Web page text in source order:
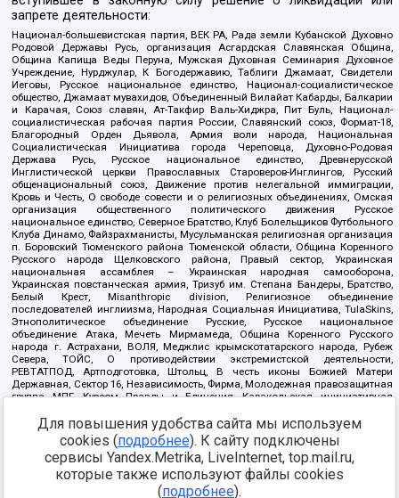
запрете деятельности:
Национал-большевистская партия, ВЕК РА, Рада земли Кубанской Духовно
Родовой Державы Русь, организация Асгардская Славянская Община,
Община Капища Веды Перуна, Мужская Духовная Семинария Духовное
Учреждение, Нурджулар, К Богодержавию, Таблиги Джамаат, Свидетели
Иеговы, Русское национальное единство, Национал-социалистическое
общество, Джамаат мувахидов, Объединенный Вилайат Кабарды, Балкарии
и Карачая, Союз славян, Ат-Такфир Валь-Хиджра, Пит Буль, Национал-
социалистическая рабочая партия России, Славянский союз, Формат-18,
Благородный Орден Дьявола, Армия воли народа, Национальная
Социалистическая Инициатива города Череповца, Духовно-Родовая
Держава Русь, Русское национальное единство, Древнерусской
Инглистической церкви Православных Староверов-Инглингов, Русский
общенациональный союз, Движение против нелегальной иммиграции,
Кровь и Честь, О свободе совести и о религиозных объединениях, Омская
организация общественного политического движения Русское
национальное единство, Северное Братство, Клуб Болельщиков Футбольного
Клуба Динамо, Файзрахманисты, Мусульманская религиозная организация
п. Боровский Тюменского района Тюменской области, Община Коренного
Русского народа Щелковского района, Правый сектор, Украинская
национальная ассамблея – Украинская народная самооборона,
Украинская повстанческая армия, Тризуб им. Степана Бандеры, Братство,
Белый Крест, Misanthropic division, Религиозное объединение
последователей инглиизма, Народная Социальная Инициатива, TulaSkins,
Этнополитическое объединение Русские, Русское национальное
объединение Атака, Мечеть Мирмамеда, Община Коренного Русского
народа г. Астрахани, ВОЛЯ, Меджлис крымскотатарского народа, Рубеж
Севера, ТОЙС, О противодействии экстремистской деятельности,
РЕВТАТПОД, Артподготовка, Штольц, В честь иконы Божией Матери
Державная, Сектор 16, Независимость, Фирма, Молодежная правозащитная
группа МПГ, Курсом Правды и Единения, Каракольская инициативная
Благотворительный пансионат Ак Умут, Русская республика Русь,
Арестантское уголовное единство, Башкорт, Нация и свобода, W.H.С., Фалунь
Дафа, Иртыш Ultras, Русский Патриотический клуб-Новокузнецк/РПК,
Сибирский державный союз, Фонд борьбы с коррупцией, Фонд защиты прав
граждан, Штабы Навального, Совет граждан СССР Прикубанского округа г.
Для повышения удобства сайта мы используем
cookies (подробнее). К сайту подключены
сервисы Yandex.Metrika, LiveInternet, top.mail.ru,
которые также используют файлы cookies
(подробнее).